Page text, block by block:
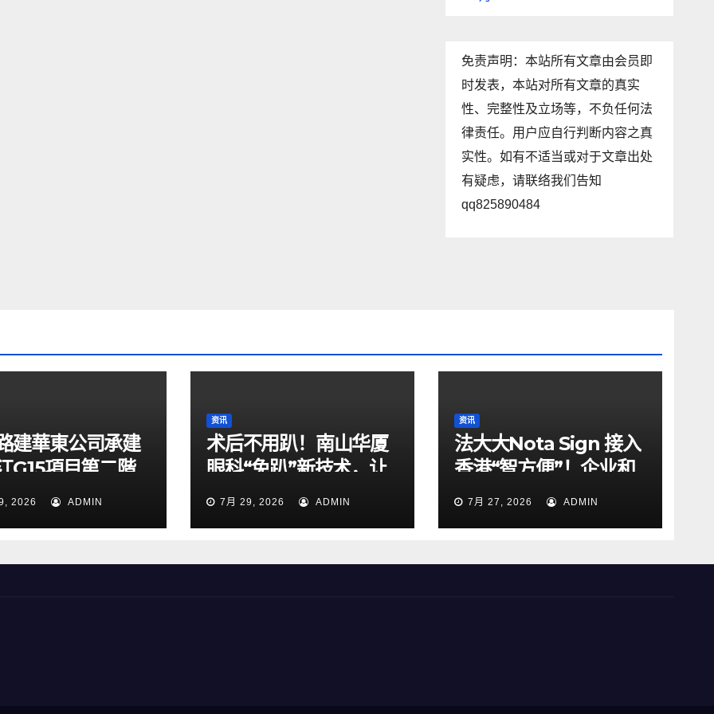
免责声明：本站所有文章由会员即
时发表，本站对所有文章的真实
性、完整性及立场等，不负任何法
律责任。用户应自行判断内容之真
实性。如有不适当或对于文章出处
有疑虑，请联络我们告知
qq825890484
建華東公司承建
G15項目第二階
導改順利完成
2026 ADMIN
资讯
术后不用趴！南山华厦
眼科“免趴”新技术，让
49岁男子解除失明危机
7月 29, 2026 ADMIN
资讯
法大大Nota Sign 接入
香港“智方便”！企业和
居民一站式搞定开户、
7月 27, 2026 ADMIN